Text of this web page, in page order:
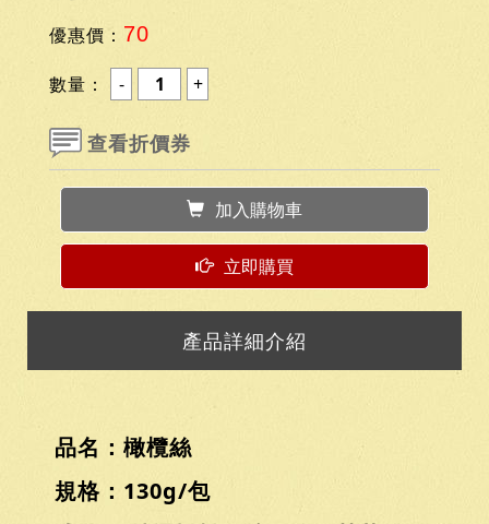
優惠價： 70
數量：
查看折價券
加入購物車
立即購買
產品詳細介紹
品名：橄欖絲
規格：130g/包